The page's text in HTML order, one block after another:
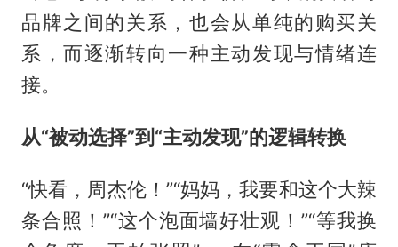
品牌之间的关系，也会从单纯的购买关
系，而逐渐转向一种主动发现与情绪连
接。
从“被动选择”到“主动发现”的逻辑转换
“快看，周杰伦！”“妈妈，我要和这个大辣
条合照！”“这个泡面墙好壮观！”“等我换